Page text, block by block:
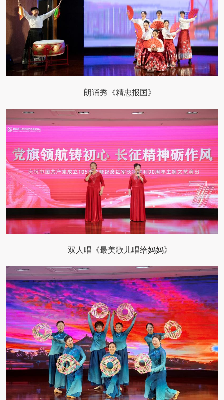
朗诵秀《精忠报国》
双人唱《最美歌儿唱给妈妈》